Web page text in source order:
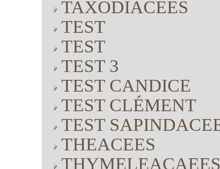
TAXODIACEES
TEST
TEST
TEST 3
TEST CANDICE
TEST CLÉMENT
TEST
THEACEES